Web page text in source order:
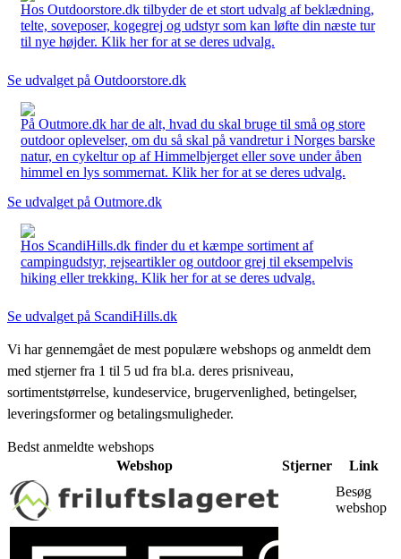
Hos Outdoorstore.dk tilbyder de et stort udvalg af beklædning,
telte, soveposer, kogegrej og udstyr som kan løfte din næste tur
til nye højder. Klik her for at se deres udvalg.
Se udvalget på Outdoorstore.dk
På Outmore.dk har de alt, hvad du skal bruge til små og store
outdoor oplevelser, om du så skal på vandretur i Norges barske
natur, en cykeltur op af Himmelbjerget eller sove under åben
himmel en lys sommernat. Klik her for at se deres udvalg.
Se udvalget på Outmore.dk
Hos ScandiHills.dk finder du et kæmpe sortiment af
campingudstyr, rejseartikler og outdoor grej til eksempelvis
hiking eller trekking. Klik her for at se deres udvalg.
Se udvalget på ScandiHills.dk
Vi har gennemgået de mest populære webshops og anmeldt dem
med stjerner fra 1 til 5 ud fra bl.a. deres prisniveau,
sortimentstørrelse, kundeservice, brugervenlighed, betingelser,
leveringsformer og betalingsmuligheder.
Bedst anmeldte webshops
Webshop
Stjerner
Link
Besøg
webshop